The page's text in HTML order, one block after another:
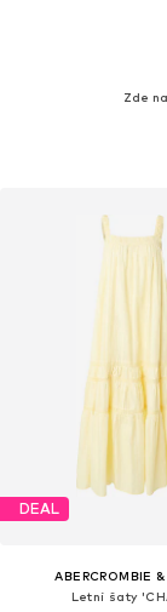
Zde
DEAL
ABERCROMBIE
Letní šaty